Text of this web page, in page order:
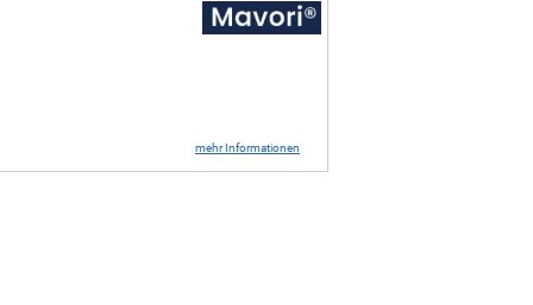
mehr Informationen